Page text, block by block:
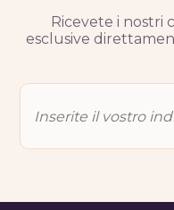
Ricevete i nostri
esclusive